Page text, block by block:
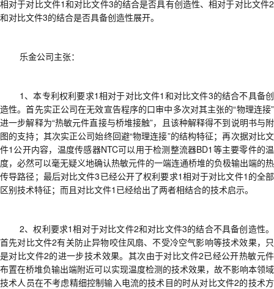
相对于对比文件1和对比文件3的结合是否具有创造性、相对于对比文件2
和对比文件3的结合是否具备创造性展开。
乐金公司主张：
1、本专利权利要求1相对于对比文件1和对比文件3的结合不具备创
造性。首先实正公司在无效宣告程序的口审中多次对其主张的“物理连接”
进一步解释为“热敏元件直接与桥堆接触”，且该种解释得不到说明书与附
图的支持； 其次实正公司始终回避“物理连接”的结构特征；再次据对比文
件1 公开内容， 温度传感器NTC可以用于检测整流器BD1等主要零件的温
度，必然可以毫无疑义地确认热敏元件的一端连通桥堆的负极输出端的热
传导路径；最后对比文件3已经公开了权利要求1相对于对比文件1的全部
区别技术特征；而且对比文件1已经给出了两者相结合的技术启示。
2、权利要求1相对于对比文件2和对比文件3的结合不具备创造性。
首先对比文件2有关防止异物咬住风扇、不受冷空气影响等技术效果，只
是对比文件2的进一步技术效果。 其次由于对比文件2已经公开热敏元件
布置在桥堆负输出端附近可以实现温度检测的技术效果，故不影响本领域
技术人员在不考虑精细控制输入电流的技术目的时从对比文件2的技术方